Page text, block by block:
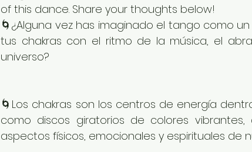
of this dance. Share your thoughts below!
🌀¿Alguna vez has imaginado el tango como
tus chakras con el ritmo de la música, el
universo?
🌀Los chakras son los centros de energía
como discos giratorios de colores
aspectos físicos, emocionales y espirituales de